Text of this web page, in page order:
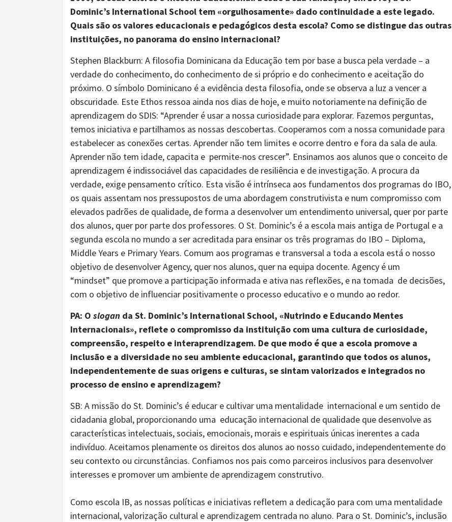
Dominic’s International School tem «orgulhosamente» dado continuidade a este legado.
Quais são os valores educacionais e pedagógicos desta escola? Comose distingue das outras
instituições, no panorama do ensino internacional?
Stephen Blackburn: A filosofia Dominicana da Educação tem por base a busca pela verdade – a
verdade do conhecimento, do conhecimento de si próprio e do conhecimento e aceitação do
próximo. O símbolo Dominicano é a evidência desta filosofia, onde se observa a luz a vencer a
obscuridade. Este Ethos ressoa ainda nos dias de hoje, e muito notoriamente na definição de
aprendizagem do SDIS: “Aprender é usar a nossa curiosidade para explorar. Fazemos perguntas,
temos iniciativa e partilhamos as nossas descobertas. Cooperamos com a nossa comunidade para
estabelecer as conexões certas. Aprender não tem limites e ocorre dentro e fora da sala de aula.
Aprender não tem idade, capacita e permite-nos crescer”. Ensinamos aos alunos que o conceito de
aprendizagem é indissociável das capacidades de resiliência e de investigação. A procura da
verdade, exige pensamento crítico. Esta visão é intrínseca aos fundamentos dos programas do IBO,
os quais assentam nos pressupostos de uma abordagem construtivista e num compromisso com
elevados padrões de qualidade, de forma a desenvolver um entendimento universal, quer por parte
dos alunos, quer por parte dos professores. O St. Dominic’s é a escola mais antiga de Portugal e a
segunda escola no mundo a ser acreditada para ensinar os três programas do IBO – Diploma,
Middle Years e Primary Years. Comum aos programas e transversal a toda a escola está o nosso
objetivo de desenvolver Agency, quer nos alunos, quer na equipa docente. Agency é um
“mindset” que promove a participação informada e ativa nas reflexões, e na tomada de decisões,
com o objetivo de influenciar positivamente o processo educativo e o mundo ao redor.
PA: O slogan da St. Dominic’s International School, «Nutrindo e Educando Mentes
Internacionais», reflete o compromisso da instituição com uma cultura de curiosidade,
compreensão, respeito e interaprendizagem. De que modo é que a escola promove a
inclusão e a diversidade noseu ambiente educacional, garantindo que todos os alunos,
independentemente de suas origens e culturas, se sintam valorizados e integrados no
processo de ensino e aprendizagem?
SB: A missão do St. Dominic’s é educar e cultivar uma mentalidade internacional e um sentido de
cidadania global, proporcionando uma educação internacional de qualidade que desenvolve as
características intelectuais, sociais, emocionais, morais e espirituais únicas inerentes a cada
indivíduo. Aceitamos plenamente os direitos dos alunos ao nosso cuidado, independentemente do
seu contexto ou circunstâncias. Confiamos nos pais como parceiros inclusivos para desenvolver
interesses e promover um ambiente de aprendizagem construtivo.
Como escola IB, as nossas políticas e iniciativas refletem a dedicação para com uma mentalidade
internacional, valorização cultural e aprendizagem centrada no aluno. Para o St. Dominic’s, inclusão